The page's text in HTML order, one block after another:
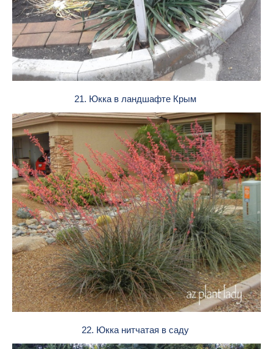
21. Юкка в ландшафте Крым
22. Юкка нитчатая в саду